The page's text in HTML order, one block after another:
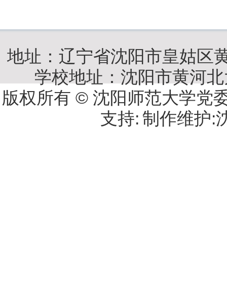
地址：辽宁省沈阳市皇姑区
学校地址：沈阳市黄河
版权所有 © 沈阳师范大学党
支持: 制作维护: